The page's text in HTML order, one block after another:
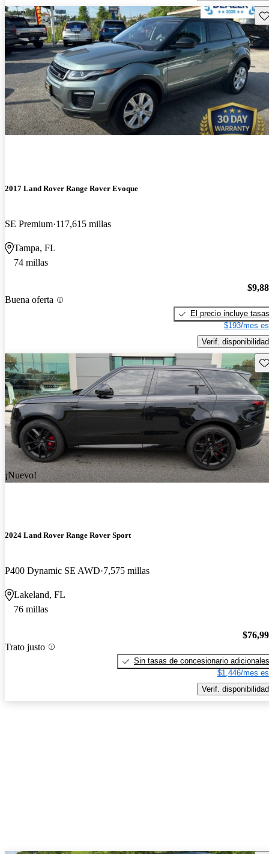
2017 Land Rover Range Rover Evoque
SE Premium 117,615 millas
Tampa, FL
74 millas
Buena oferta
El precio incluye tasas
$193/mes
Verif. disponibilidad
¡Nuevo!
2024 Land Rover Range Rover Sport
P400 Dynamic SE AWD 7,575 millas
Lakeland, FL
76 millas
Trato justo
Sin tasas de concesionario adicionales
$1,446/mes
Verif. disponibilidad